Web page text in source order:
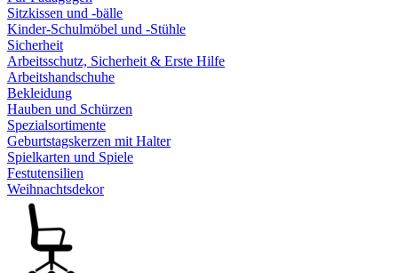
Sitzkissen und -bälle
Kinder-Schulmöbel und -Stühle
Sicherheit
Arbeitsschutz, Sicherheit & Erste Hilfe
Arbeitshandschuhe
Bekleidung
Hauben und Schürzen
Spezialsortimente
Geburtstagskerzen mit Halter
Spielkarten und Spiele
Festutensilien
Weihnachtsdekor